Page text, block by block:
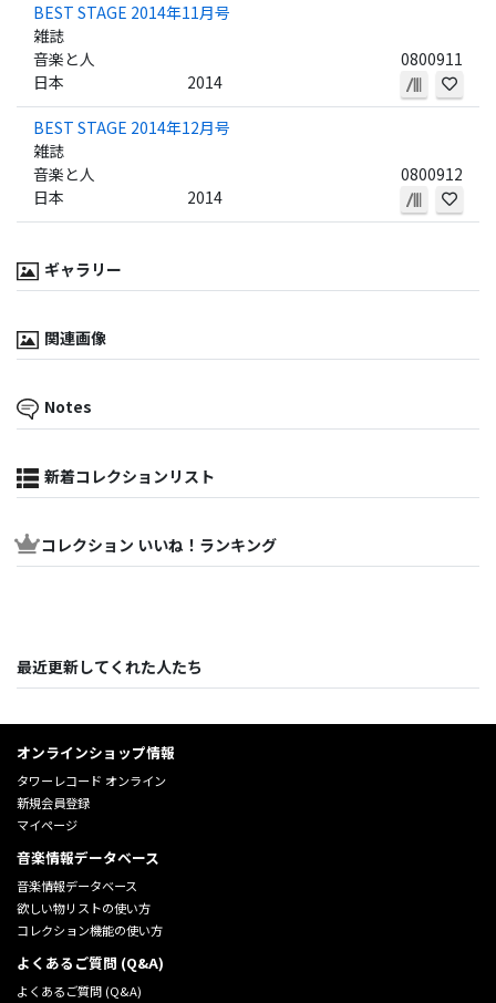
BEST STAGE 2014年11月号
雑誌
音楽と人
0800911
日本
2014
BEST STAGE 2014年12月号
雑誌
音楽と人
0800912
日本
2014
ギャラリー
関連画像
Notes
新着コレクションリスト
コレクション いいね！ランキング
最近更新してくれた人たち
オンラインショップ情報
タワーレコード オンライン
新規会員登録
マイページ
音楽情報データベース
音楽情報データベース
欲しい物リストの使い方
コレクション機能の使い方
よくあるご質問 (Q&A)
よくあるご質問 (Q&A)